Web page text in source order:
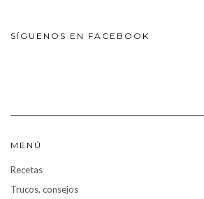
SÍGUENOS EN FACEBOOK
MENÚ
Recetas
Trucos, consejos